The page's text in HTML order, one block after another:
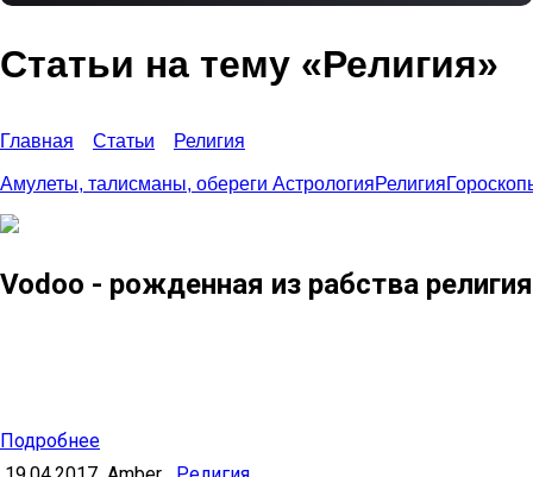
Статьи на тему «Религия»
Главная Статьи Религия
Амулеты, талисманы, обереги АстрологияРелигия
Vodoo - рожденная из рабства религия
Подробнее